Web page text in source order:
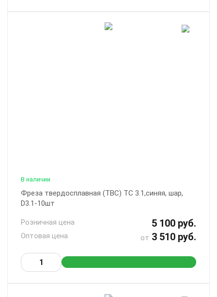
В наличии
Фреза твердосплавная (ТВС) ТС 3.1,синяя, шар,
D3.1-10шт
Розничная цена 5 100 руб.
Оптовая цена от 3 510 руб.